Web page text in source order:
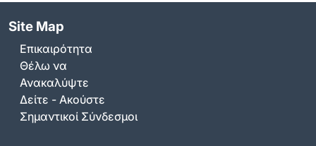
Site Map
Επικαιρότητα
Θέλω να
Ανακαλύψτε
Δείτε - Ακούστε
Σημαντικοί Σύνδεσμοι